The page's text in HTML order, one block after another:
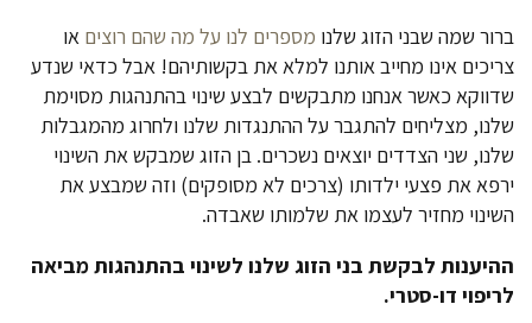
ברור שמה שבני הזוג שלנו מספרים לנו על מה שהם רוצים או
צריכים אינו מחייב אותנו למלא את בקשותיהם! אבל כדאי שנדע
שדווקא כאשר אנחנו מתבקשים לבצע שינוי בהתנהגות מסוימת
שלנו, מצליחים להתגבר על ההתנגדות שלנו ולחרוג מהמגבלות
שלנו, שני הצדדים יוצאים נשכרים. בן הזוג שמבקש את השינוי
ירפא את פצעי ילדותו (צרכים לא מסופקים) וזה שמבצע את
השינוי מחזיר לעצמו את שלמותו שאבדה.
ההיענות לבקשת בני הזוג שלנו לשינוי בהתנהגות מביאה
לריפוי דו-סטרי.